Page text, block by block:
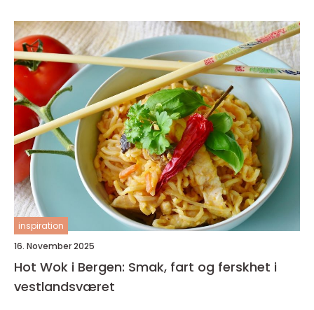
inspiration
16. November 2025
Hot Wok i Bergen: Smak, fart og ferskhet i
vestlandsværet